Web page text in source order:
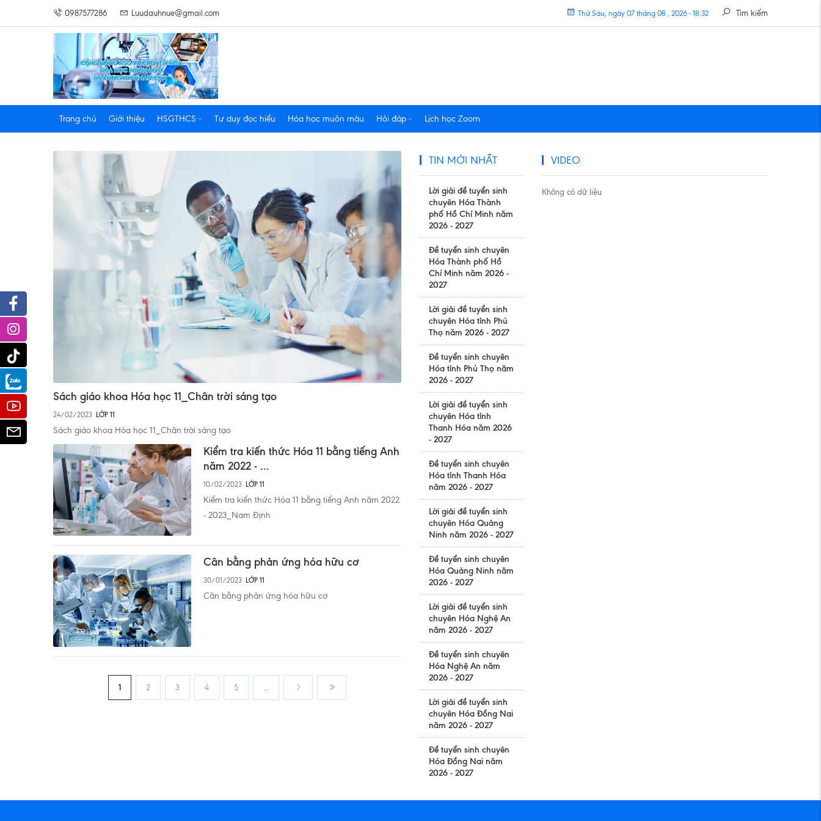
0987577286 Luudauhnue@gmail.com Tìm kiếm
Thứ Sáu, ngày 07 tháng 08 , 2026 - 18:32
Trang chủ Giới thiệu HSGTHCS Tư duy đọc hiểu Hóa học muôn màu Hỏi đáp Lịch học Zoom
Sách giáo khoa Hóa học 11_Chân trời sáng tạo
24/02/2023 LỚP 11
Sách giáo khoa Hóa học 11_Chân trời sáng tạo
Kiểm tra kiến thức Hóa 11 bằng tiếng Anh
năm 2022 - ...
10/02/2023 LỚP 11
Kiểm tra kiến thức Hóa 11 bằng tiếng Anh năm 2022
- 2023_Nam Định
Cân bằng phản ứng hóa hữu cơ
30/01/2023 LỚP 11
Cân bằng phản ứng hóa hữu cơ
1 2 3 4 5 ...
TIN MỚI NHẤT
Lời giải đề tuyển sinh
chuyên Hóa Thành
phố Hồ Chí Minh năm
2026 - 2027
Đề tuyển sinh chuyên
Hóa Thành phố Hồ
Chí Minh năm 2026 -
2027
Lời giải đề tuyển sinh
chuyên Hóa tỉnh Phú
Thọ năm 2026 - 2027
Đề tuyển sinh chuyên
Hóa tỉnh Phú Thọ năm
2026 - 2027
Lời giải đề tuyển sinh
chuyên Hóa tỉnh
Thanh Hóa năm 2026
- 2027
Đề tuyển sinh chuyên
Hóa tỉnh Thanh Hóa
năm 2026 - 2027
Lời giải đề tuyển sinh
chuyên Hóa Quảng
Ninh năm 2026 - 2027
Đề tuyển sinh chuyên
Hóa Quảng Ninh năm
2026 - 2027
Lời giải đề tuyển sinh
chuyên Hóa Nghệ An
năm 2026 - 2027
Đề tuyển sinh chuyên
Hóa Nghệ An năm
2026 - 2027
Lời giải đề tuyển sinh
chuyên Hóa Đồng Nai
năm 2026 - 2027
Đề tuyển sinh chuyên
Hóa Đồng Nai năm
2026 - 2027
VIDEO
Không có dữ liệu